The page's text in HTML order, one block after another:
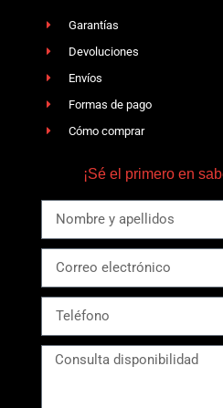
Garantías
Devoluciones
Envíos
Formas de pago
Cómo comprar
¡Sé el primero en